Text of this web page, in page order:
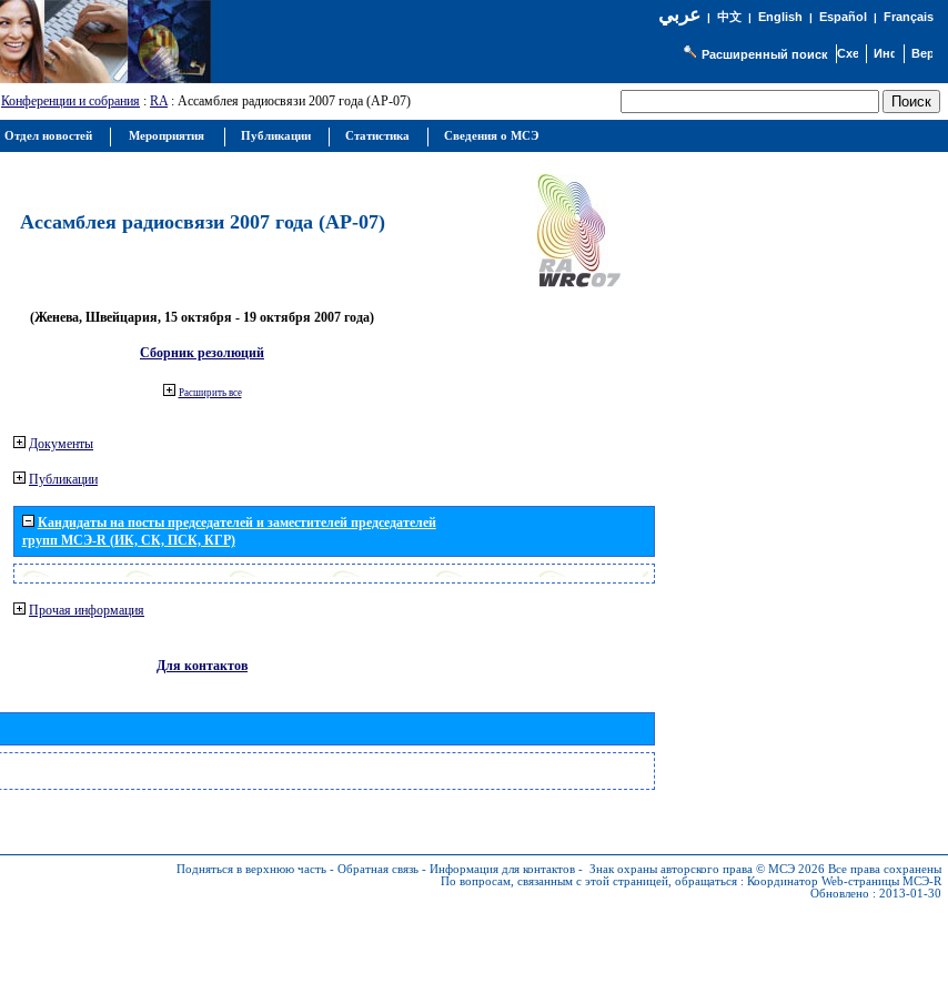
عربي| 中文| English | Español | Français
Расширенный поиск
Конференции и собрания : RA: Ассамблея радиосвязи 2007 года (АР-07)
Ассамблея радиосвязи 2007 года (АР-07)
(Женева, Швейцария, 15 октября - 19 октября 2007 года)
Сборник резолюций
Расширить все
Документы
Публикации
Кандидаты на посты председателей и заместителей председателей
групп МСЭ-R (ИК, СК, ПСК, КГР)
Прочая информация
Для контактов
Подняться в верхнюю часть - Обратная связь - Информация для контактов - Знак охраны авторского права © МСЭ 2026 Все права сохранены
По вопросам, связанным с этой страницей, обращаться : Координатор Web-страницы МСЭ-R
Обновлено : 2013-01-30
Отдел новостей Мероприятия Публикации Статистика Сведения о МСЭ